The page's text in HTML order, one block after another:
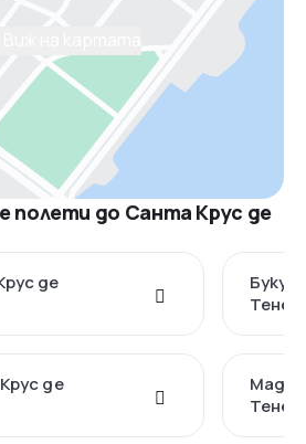
полети до Санта Крус де
де
де